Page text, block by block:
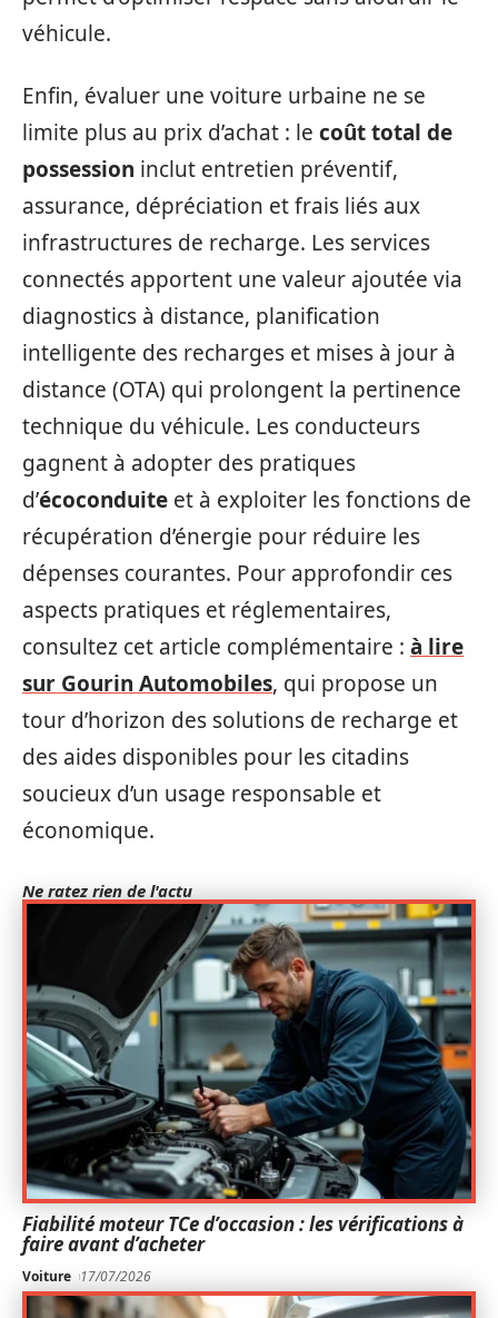
véhicule.
Enfin, évaluer une voiture urbaine ne se
limite plus au prix d’achat : le coût total de
possession inclut entretien préventif,
assurance, dépréciation et frais liés aux
infrastructures de recharge. Les services
connectés apportent une valeur ajoutée via
diagnostics à distance, planification
intelligente des recharges et mises à jour à
distance (OTA) qui prolongent la pertinence
technique du véhicule. Les conducteurs
gagnent à adopter des pratiques
d’écoconduite et à exploiter les fonctions de
récupération d’énergie pour réduire les
dépenses courantes. Pour approfondir ces
aspects pratiques et réglementaires,
consultez cet article complémentaire : à lire
sur Gourin Automobiles, qui propose un
tour d’horizon des solutions de recharge et
des aides disponibles pour les citadins
soucieux d’un usage responsable et
économique.
Ne ratez rien de l'actu
Fiabilité moteur TCe d’occasion : les vérifications à
faire avant d’acheter
Voiture 17/07/2026